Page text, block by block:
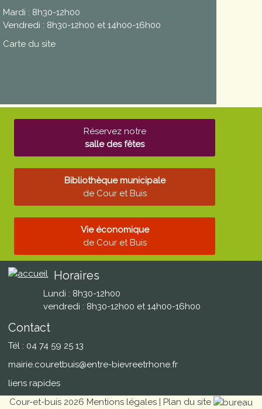
Mardi : 8h30-12h00
Vendredi : 8h30-12h00 et 14h00-16h00
Carte du site
Réservez notre
salle des fêtes
Bibliothèque municipale
de Cour et Buis
Vie économique
de Cour et Buis
Horaires
Lundi : 8h30-12h00
vendredi : 8h30-12h00 et 14h00-16h00
Contact
Tél : 04 74 59 25 13
mairie.couretbuis@entre-bievreetrhone.fr
liens rapides
Cour-et-buis 2026 Mentions légales | Plan du site